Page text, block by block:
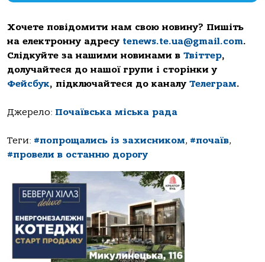
Хочете повідомити нам свою новину? Пишіть
на електронну адресу tenews.te.ua@gmail.com.
Слідкуйте за нашими новинами в Твіттер,
долучайтеся до нашої групи і сторінки у
Фейсбук, підключайтеся до каналу Телеграм.
Джерело: Почаївська міська рада
Теги: #попрощались із захисником, #почаїв,
#провели в останню дорогу